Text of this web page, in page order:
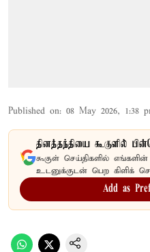
Published on: 08 May 2026, 1:38
தினத்தந்தியை கூகுளில்
கூகுள் செய்திகளில்
உடனுக்குடன் பெற கிளிக்
Add as